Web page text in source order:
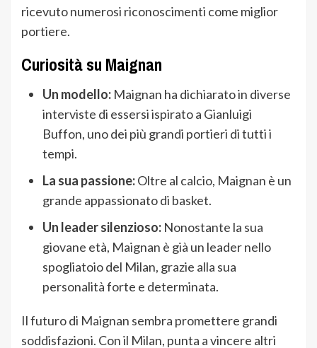
ricevuto numerosi riconoscimenti come miglior
portiere.
Curiosità su Maignan
Un modello: Maignan ha dichiarato in diverse
interviste di essersi ispirato a Gianluigi
Buffon, uno dei più grandi portieri di tutti i
tempi.
La sua passione:Oltre al calcio, Maignan è un
grande appassionato di basket.
Un leader silenzioso: Nonostante la sua
giovane età, Maignan è già un leader nello
spogliatoio del Milan, grazie alla sua
personalità forte e determinata.
Il futuro di Maignan sembra promettere grandi
soddisfazioni. Con il Milan, punta a vincere altri